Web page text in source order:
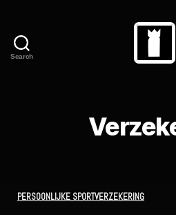
Search
PERSOONLIJKE SPORTVERZEKERING